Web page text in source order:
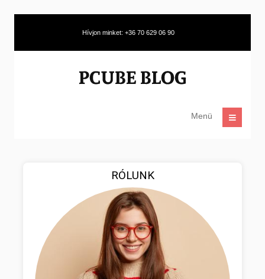
Hívjon minket: +36 70 629 06 90
Menü
RÓLUNK